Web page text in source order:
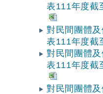
表111年度截
對民間團體
表111年度截
對民間團體
表111年度截
對民間團體